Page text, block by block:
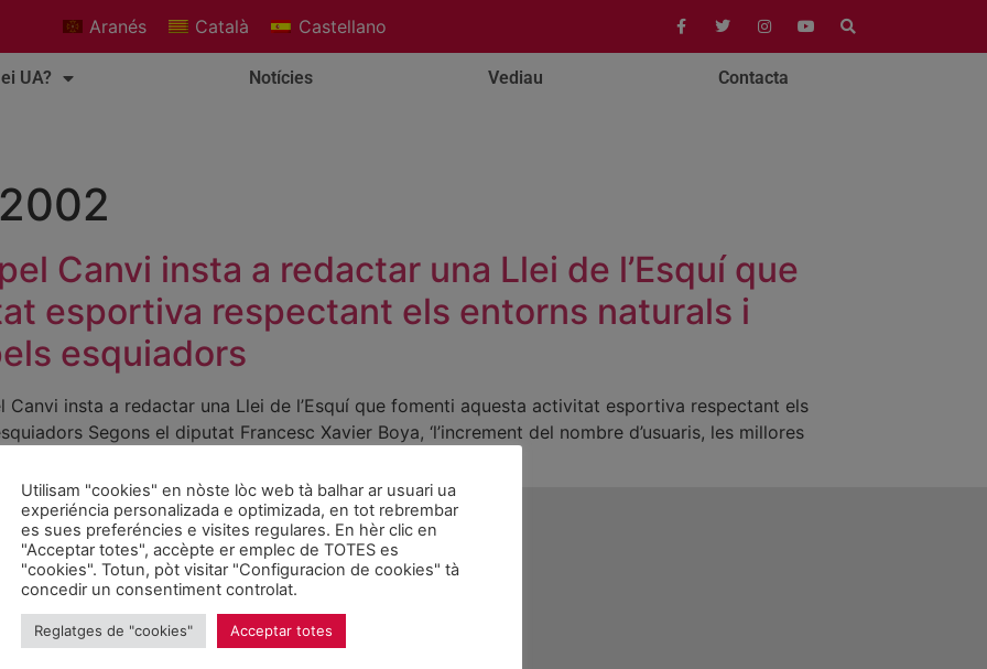
Aranés Català Castellano
UA? Notícies Vediau Contacta
Canvi insta a redactar una Llei de l’Esquí que
esportiva respectant els entorns naturals i
esquiadors
insta a redactar una Llei de l’Esquí que fomenti aquesta activitat esportiva respectant els
Segons el diputat Francesc Xavier Boya, ‘l’increment del nombre d’usuaris, les millores
Unitat d'Aran. Toti es drets reservadi.
Utilisam "cookies" en nòste lòc web tà balhar ar usuari ua
experiéncia personalizada e optimizada, en tot rebrembar
es sues preferéncies e visites regulares. En hèr clic en
"Acceptar totes", accèpte er emplec de TOTES es
"cookies". Totun, pòt visitar "Configuracion de cookies" tà
concedir un consentiment controlat.
Reglatges de "cookies" Acceptar totes